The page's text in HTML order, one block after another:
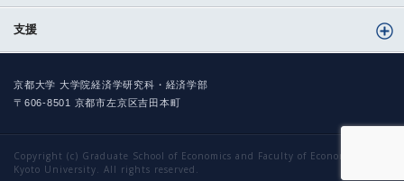
支援
京都大学 大学院経済学研究科・経済学部
〒606-8501 京都市左京区吉田本町
Copyright (c) Graduate School of Economics and Faculty of Economics,
Kyoto University. All rights reserved.